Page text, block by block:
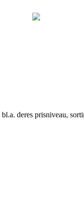
deres prisniveau,